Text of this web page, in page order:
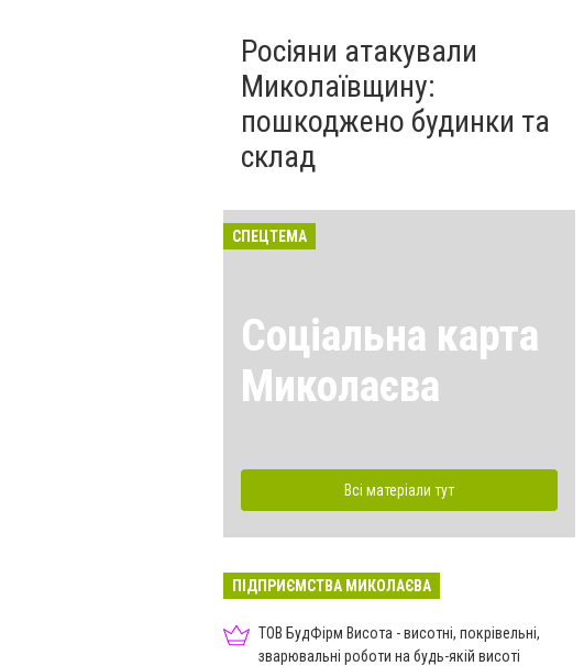
Росіяни атакували
Миколаївщину:
пошкоджено будинки та
склад
СПЕЦТЕМА
Соціальна карта
Миколаєва
Всі матеріали тут
ПІДПРИЄМСТВА МИКОЛАЄВА
ТОВ БудФірм Висота - висотні, покрівельні,
зварювальні роботи на будь-якій висоті